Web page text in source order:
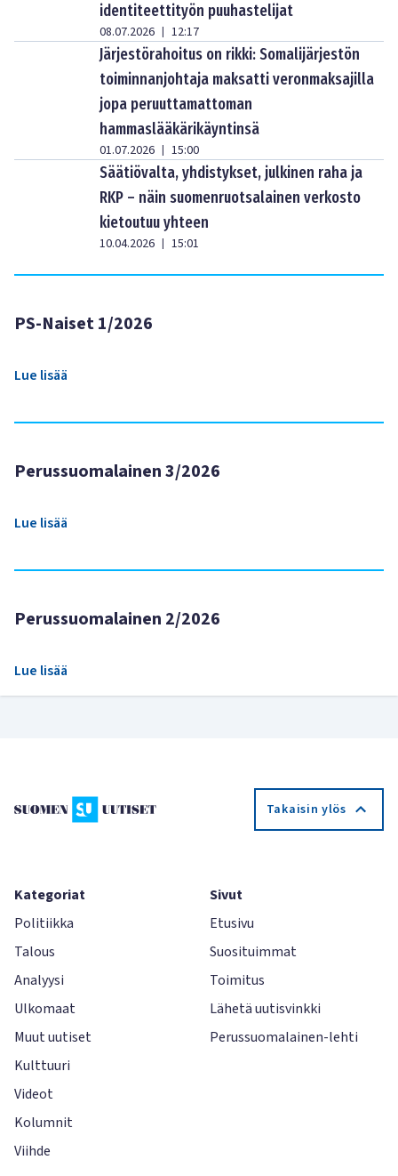
identiteettityön puuhastelijat
08.07.2026 | 12:17
Järjestörahoitus on rikki: Somalijärjestön
toiminnanjohtaja maksatti veronmaksajilla
jopa peruuttamattoman
hammaslääkärikäyntinsä
01.07.2026 | 15:00
Säätiövalta, yhdistykset, julkinen raha ja
RKP – näin suomenruotsalainen verkosto
kietoutuu yhteen
10.04.2026 | 15:01
PS-Naiset 1/2026
Lue lisää
Perussuomalainen 3/2026
Lue lisää
Perussuomalainen 2/2026
Lue lisää
Takaisin ylös
Kategoriat
Politiikka
Talous
Analyysi
Ulkomaat
Muut uutiset
Kulttuuri
Videot
Kolumnit
Viihde
Sivut
Etusivu
Suosituimmat
Toimitus
Lähetä uutisvinkki
Perussuomalainen-lehti